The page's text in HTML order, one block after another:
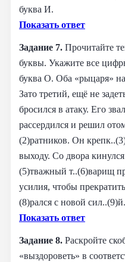
буква И.
Показать ответ
Задание 7. Прочитайте
буквы. Укажите все
буква О. Оба «рыцаря»
Зато третий, ещё не
бросился в атаку. Его
рассердился и решил
(2)ратников. Он
выходу. Со двора
(5)тважный т..(6)варищ
усилия, чтобы
(8)рался с новой
Показать ответ
Задание 8. Раскройте
«выздороветь» в